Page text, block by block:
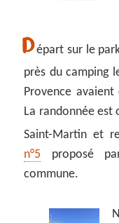
Départ sur le
près du camping
Provence
La randonnée est
Saint-Martin et
n°5 proposé
commune.